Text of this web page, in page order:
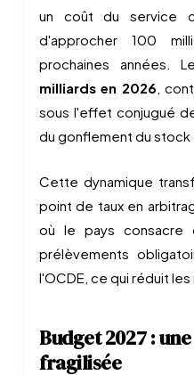
un coût du service
d'approcher 100
prochaines années.
milliards en 2026,
sous l'effet conjugué
du gonflement du
Cette dynamique
point de taux en
où le pays consacre
prélèvements
l'OCDE, ce qui réduit
Budget 2027 :
fragilisée